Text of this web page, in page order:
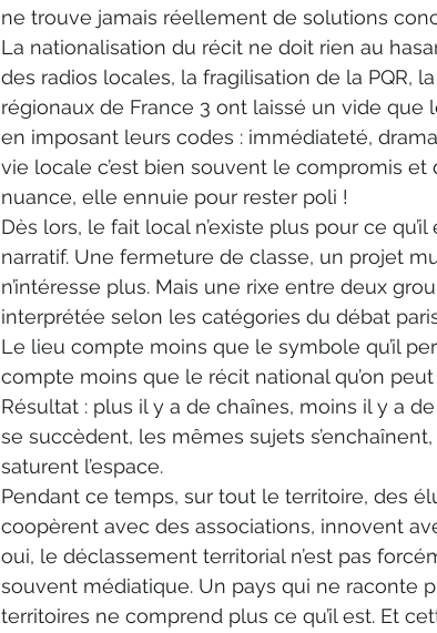
ne trouve jamais réellement de solutions
La nationalisation du récit ne doit rien au
des radios locales, la fragilisation de la PQR,
régionaux de France 3 ont laissé un vide que
en imposant leurs codes : immédiateté,
vie locale c’est bien souvent le compromis et
nuance, elle ennuie pour rester poli !
Dès lors, le fait local n’existe plus pour ce
narratif. Une fermeture de classe, un projet
n’intéresse plus. Mais une rixe entre deux
interprétée selon les catégories du débat
Le lieu compte moins que le symbole qu’il
compte moins que le récit national qu’on peut
Résultat : plus il y a de chaînes, moins il y a
se succèdent, les mêmes sujets
saturent l’espace.
Pendant ce temps, sur tout le territoire, des
coopèrent avec des associations, innovent
oui, le déclassement territorial n’est pas
souvent médiatique. Un pays qui ne raconte
territoires ne comprend plus ce qu’il est. Et